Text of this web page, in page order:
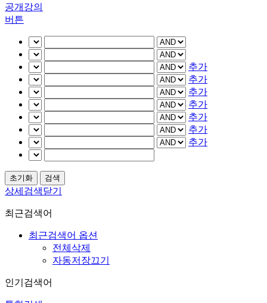
공개강의
버튼
추가
추가
추가
추가
추가
추가
추가
상세검색닫기
최근검색어
최근검색어 옵션
전체삭제
자동저장끄기
인기검색어